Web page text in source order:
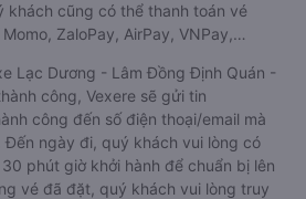
khách cũng có thể thanh toán vé
ZaloPay, AirPay, VNPay,…
Lạc Dương - Lâm Đồng Định Quán -
công, Vexere sẽ gửi tin
công đến số điện thoại/email mà
ngày đi, quý khách vui lòng có
phút giờ khởi hành để chuẩn bị lên
vé đã đặt, quý khách vui lòng truy